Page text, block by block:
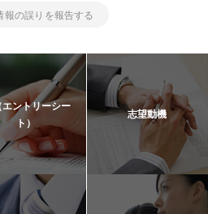
報の誤りを報告する
エントリーシー
ト）
志望動機